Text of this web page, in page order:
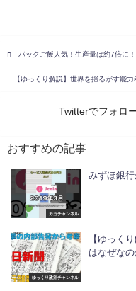
パックご飯人気！生産量は約7倍に
【ゆっくり解説】世界を揺るがす能
Twitterでフォロ
おすすめの記事
カカチャンネル
みずほ銀
ゆっくり政治チャンネル
【ゆっく
はなぜな